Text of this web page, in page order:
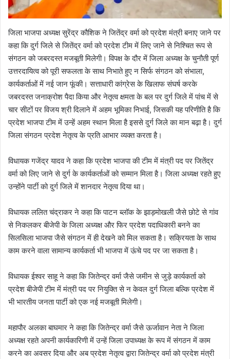
जिला भाजपा अध्यक्ष सुरेंद्र कौशिक ने जितेंद्र वर्मा को प्रदेश मंत्री बनाए जाने पर
कहा कि दुर्ग जिले से जितेंद्र वर्मा को प्रदेश टीम में लिए जाने से निश्चित रूप से
संगठन को जबरदस्त मजबूती मिलेगी। विपक्ष के दौर में जिला अध्यक्ष के चुनौती पूर्ण
उत्तरदायित्व को पूरी सफलता के साथ निभाते हुए न सिर्फ संगठन को संभाला,
कार्यकर्ताओं में नई जान फूंकी। सत्ताधारी कांग्रेस के खिलाफ संघर्ष करके
जबरदस्त जनाक्रोश पैदा किया और नेतृत्व क्षमता के बल पर दुर्ग जिले में पांच में से
चार सीटों पर विजय श्री दिलाने में अहम भूमिका निभाई, जिसकी यह परिणीति है कि
प्रदेश भाजपा टीम में उन्हें अहम स्थान मिला है इससे दुर्ग जिले का मान बढ़ा है। दुर्ग
जिला संगठन प्रदेश नेतृत्व के प्रति आभार व्यक्त करता है।
विधायक गजेंद्र यादव ने कहा कि प्रदेश भाजपा की टीम में मंत्री पद पर जितेंद्र
वर्मा को लिए जाने से दुर्ग के कार्यकर्ताओं को सम्मान मिला है। जिला अध्यक्ष रहते हुए
उन्होंने पार्टी को दुर्ग जिले में शानदार नेतृत्व दिया था।
विधायक ललित चंद्राकर ने कहा कि पाटन ब्लॉक के झाड़मोखली जैसे छोटे से गांव
से निकलकर बीजेपी के जिला अध्यक्ष और फिर प्रदेश पदाधिकारी बनने का
सिलसिला भाजपा जैसे संगठन में ही देखने को मिल सकता है। सक्रियता के साथ
काम करने वाला सामान्य कार्यकर्ता भी भाजपा में ऊंचे पद पर जा सकता है।
विधायक ईश्वर साहू ने कहा कि जितेन्द्र वर्मा जैसे जमीन से जुड़े कार्यकर्ता को
प्रदेश बीजेपी टीम में मंत्री पद पर नियुक्ति से न केवल दुर्ग जिला बल्कि प्रदेश में
भी भारतीय जनता पार्टी को एक नई मजबूती मिलेगी।
महापौर अलका बाघमार ने कहा कि जितेन्द्र वर्मा जैसे ऊर्जावान नेता ने जिला
अध्यक्ष रहते अपनी कार्यकारिणी में उन्हें जिला उपाध्यक्ष के रूप में संगठन में काम
करने का अवसर दिया और अब प्रदेश नेतृत्व द्वारा जितेन्द्र वर्मा को प्रदेश मंत्री